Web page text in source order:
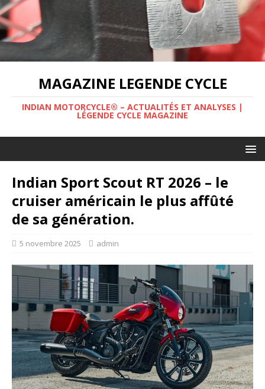
MAGAZINE LEGENDE CYCLE
INDIAN MOTORCYCLE® – ACTUALITÉS ET ANALYSES |
LÉGENDE CYCLE MAGAZINE
Indian Sport Scout RT 2026 – le
cruiser américain le plus affûté
de sa génération.
5 novembre 2025 admin